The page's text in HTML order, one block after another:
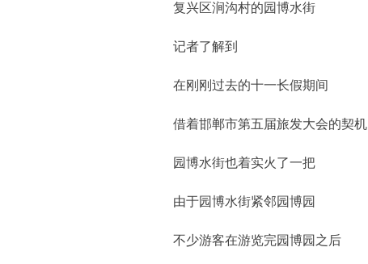
复兴区涧沟村的园博水街
记者了解到
在刚刚过去的十一长假期间
借着邯郸市第五届旅发大会的契机
园博水街也着实火了一把
由于园博水街紧邻园博园
不少游客在游览完园博园之后